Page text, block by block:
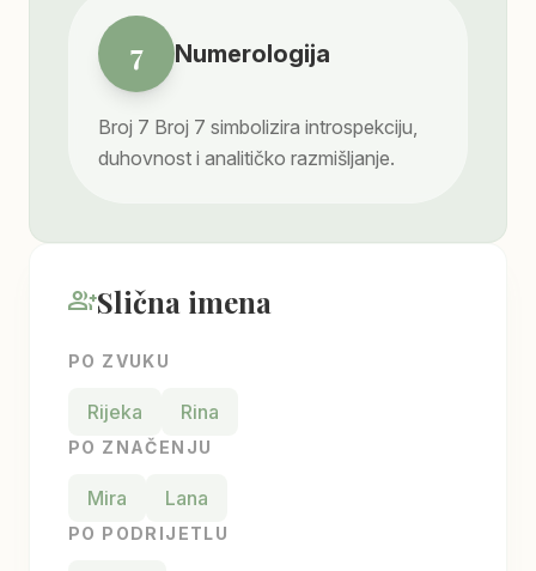
7 Numerologija
Broj 7 Broj 7 simbolizira introspekciju,
duhovnost i analitičko razmišljanje.
group_addSlična imena
PO ZVUKU
Rijeka Rina
PO ZNAČENJU
Mira Lana
PO PODRIJETLU